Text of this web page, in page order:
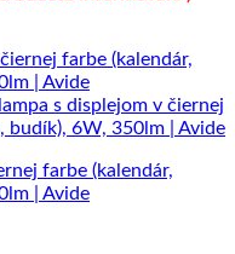
farbe (kalendár,
| Avide